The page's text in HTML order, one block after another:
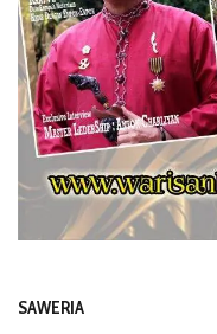
SAWERIA